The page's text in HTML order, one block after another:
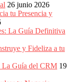
26 junio 2026
tu Presencia y
La Guía Definitiva
y Fideliza a tu
La Guía del CRM 19